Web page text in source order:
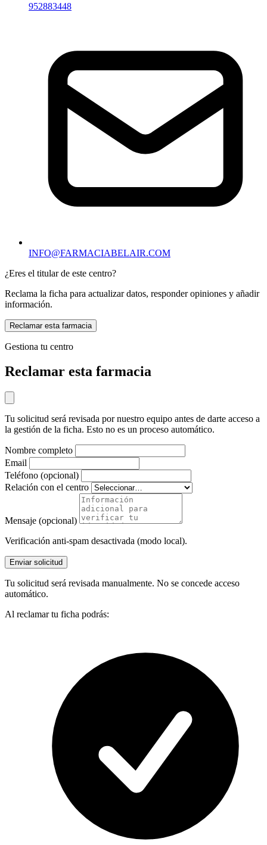
952883448
INFO@FARMACIABELAIR.COM
¿Eres el titular de este centro?
Reclama la ficha para actualizar datos, responder opiniones y añadir
información.
Reclamar esta farmacia
Gestiona tu centro
Reclamar esta farmacia
Tu solicitud será revisada por nuestro equipo antes de darte acceso a
la gestión de la ficha. Esto no es un proceso automático.
Nombre completo
Email
Teléfono (opcional)
Relación con el centro
Mensaje (opcional)
Verificación anti-spam desactivada (modo local).
Enviar solicitud
Tu solicitud será revisada manualmente. No se concede acceso
automático.
Al reclamar tu ficha podrás: